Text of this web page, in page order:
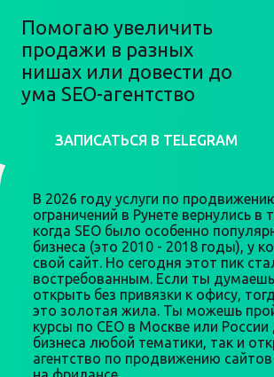
Помогаю увеличить
продажи в разных
нишах или довести до
ума SEO-агентство
ЗАПИСАТЬСЯ В TELEGRAM
В 2026 году услуги по
ограничений в Рунете вернулись в
когда SEO было особенно
бизнеса (это 2010 - 2018 годы), у
свой сайт. Но сегодня этот пик
востребованным. Если ты
открыть без привязки к офису,
это золотая жила. Ты можешь
курсы по СЕО в Москве или России
бизнеса любой тематики, так и
агентство по продвижению